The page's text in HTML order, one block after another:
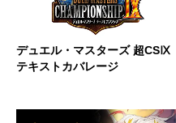
デュエル・マスターズ 超CSⅨ
テキストカバレージ